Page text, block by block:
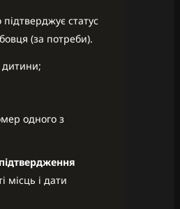
статус
(за потреби).
дитини;
одного з
місць і дати